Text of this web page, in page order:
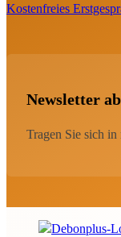
Kostenfreies
Newsletter
Tragen Sie sich